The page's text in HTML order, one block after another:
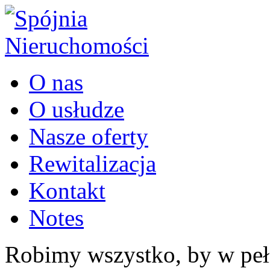
O nas
O usłudze
Nasze oferty
Rewitalizacja
Kontakt
Notes
Robimy wszystko, by w